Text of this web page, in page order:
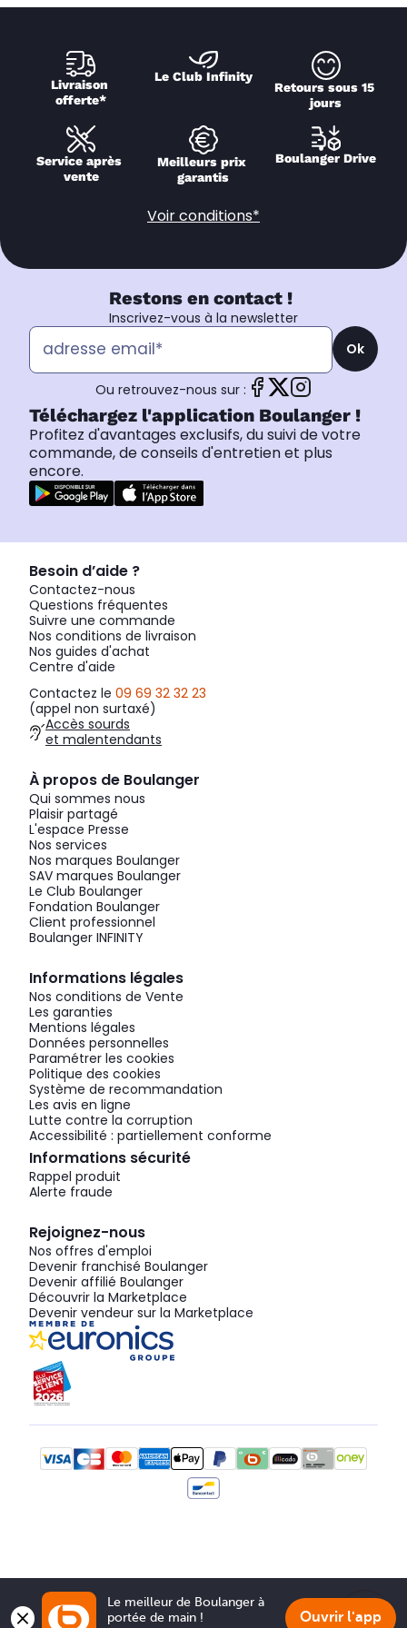
Livraison
offerte*
Le Club Infinity
Retours sous 15
jours
Service après
vente
Meilleurs prix
garantis
Boulanger Drive
Voir conditions*
Restons en contact !
Inscrivez-vous à la newsletter
Ok
Ou retrouvez-nous sur :
Téléchargez l'application Boulanger !
Profitez d'avantages exclusifs, du suivi de votre
commande, de conseils d'entretien et plus
encore.
Besoin d’aide ?
Contactez-nous
Questions fréquentes
Suivre une commande
Nos conditions de livraison
Nos guides d'achat
Centre d'aide
Contactez le 09 69 32 32 23
(appel non surtaxé)
Accès sourds
et malentendants
À propos de Boulanger
Qui sommes nous
Plaisir partagé
L'espace Presse
Nos services
Nos marques Boulanger
SAV marques Boulanger
Le Club Boulanger
Fondation Boulanger
Client professionnel
Boulanger INFINITY
Informations légales
Nos conditions de Vente
Les garanties
Mentions légales
Données personnelles
Paramétrer les cookies
Politique des cookies
Système de recommandation
Les avis en ligne
Lutte contre la corruption
Accessibilité : partiellement conforme
Informations sécurité
Rappel produit
Alerte fraude
Rejoignez-nous
Nos offres d'emploi
Devenir franchisé Boulanger
Devenir affilié Boulanger
Découvrir la Marketplace
Devenir vendeur sur la Marketplace
Le meilleur de Boulanger à
portée de main !
Ouvrir l'app